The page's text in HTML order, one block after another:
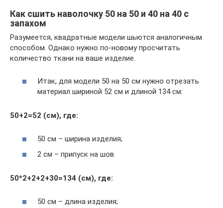
Как сшить наволочку 50 на 50 и 40 на 40 с
запахом
Разумеется, квадратные модели шьются аналогичным
способом. Однако нужно по-новому просчитать
количество ткани на ваше изделие.
Итак, для модели 50 на 50 см нужно отрезать
материал шириной 52 см и длиной 134 см:
50+2=52 (см), где:
50 см – ширина изделия;
2 см – припуск на шов.
50*2+2+2+30=134 (см), где:
50 см – длина изделия;